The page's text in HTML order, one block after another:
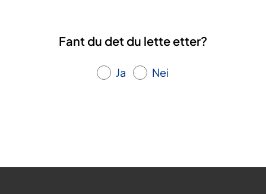
Fant du det du lette etter?
Ja Nei